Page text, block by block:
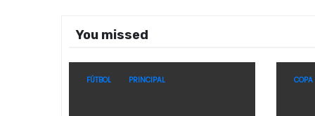
You missed
FÚTBOL PRINCIPAL